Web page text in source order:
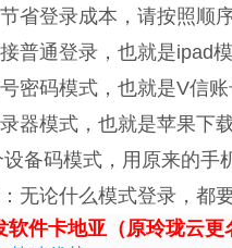
省登录成本，请按照顺
普通登录，也就是ipad
密码模式，也就是V信
器模式，也就是苹果下
备码模式，用原来的手
无论什么模式登录，都
软件卡地亚（原玲珑云更